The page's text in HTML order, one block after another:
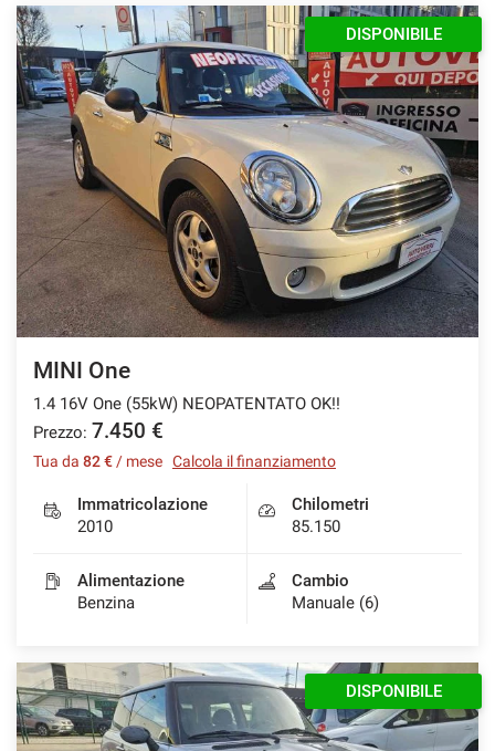
DISPONIBILE
MINI One
1.4 16V One (55kW) NEOPATENTATO OK!!
Prezzo: 7.450 €
Tua da 82 € / mese Calcola il finanziamento
Immatricolazione
2010
Chilometri
85.150
Alimentazione
Benzina
Cambio
Manuale (6)
DISPONIBILE